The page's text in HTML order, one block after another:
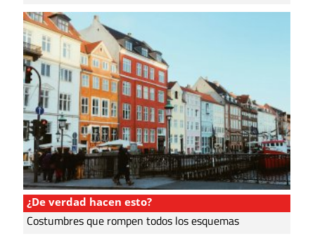
¿De verdad hacen esto?
Costumbres que rompen todos los esquemas